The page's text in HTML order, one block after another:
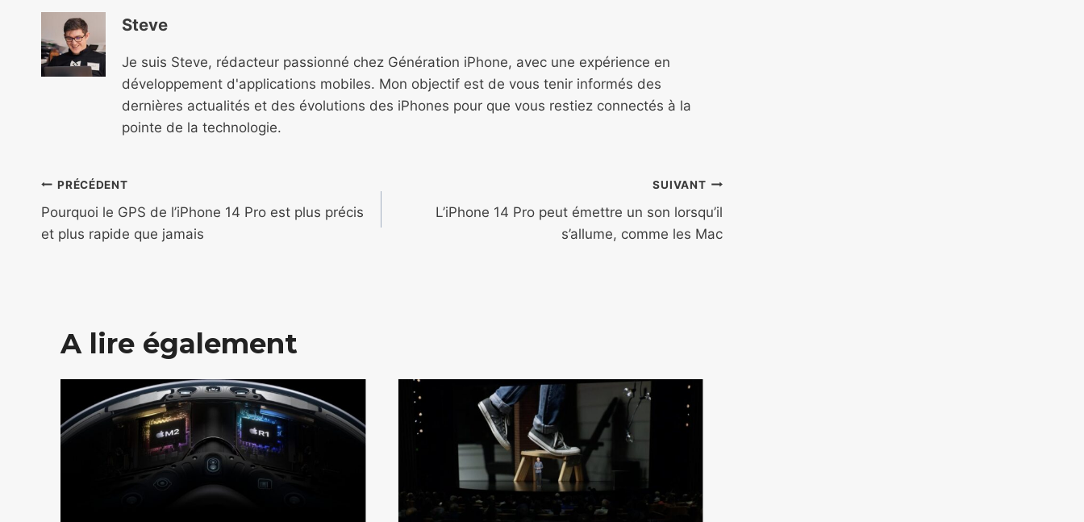
Steve
Je suis Steve, rédacteur passionné chez Génération iPhone, avec une expérience en
développement d'applications mobiles. Mon objectif est de vous tenir informés des
dernières actualités et des évolutions des iPhones pour que vous restiez connectés à la
pointe de la technologie.
Navigation
de
l’article
PRÉCÉDENT
Pourquoi le GPS de l’iPhone 14 Pro est plus précis
et plus rapide que jamais
SUIVANT
L’iPhone 14 Pro peut émettre un son lorsqu’il
s’allume, comme les Mac
A lire également